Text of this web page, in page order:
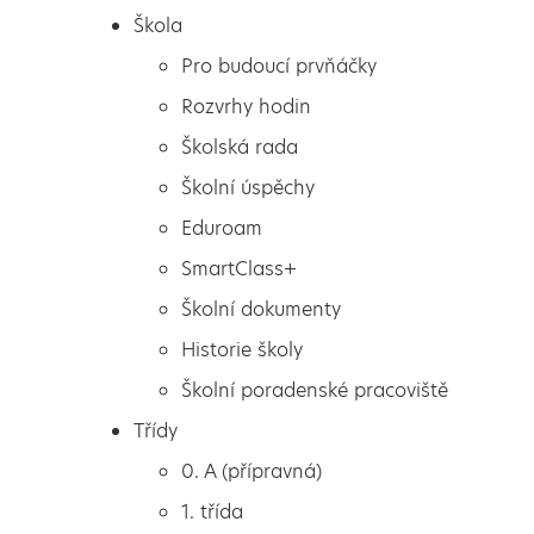
Pro budoucí prvňáčky
Rozvrhy hodin
Školská rada
Škola
Pro budoucí prvňáčky
Rozvrhy hodin
Školská rada
Školní úspěchy
Eduroam
SmartClass+
Školní dokumenty
Historie školy
Školní poradenské pracoviště
Třídy
0. A (přípravná)
1. třída
Maminky mají svátek